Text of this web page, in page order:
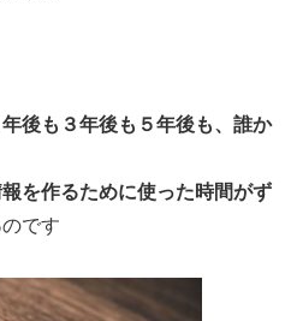
後も３年後も５年後も、誰か
を作るために使った時間がず
のです